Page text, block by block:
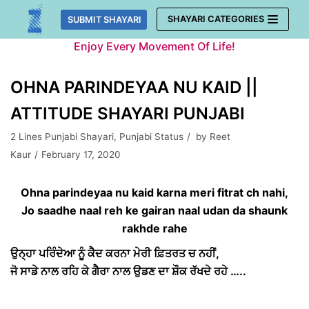
Skip
SUBMIT SHAYARI SHAYARI CATEGORIES
Enjoy Every Movement Of Life!
OHNA PARINDEYAA NU KAID ||
ATTITUDE SHAYARI PUNJABI
2 Lines Punjabi Shayari, Punjabi Status by Reet
Kaur
February 17, 2020
Ohna parindeyaa nu kaid karna meri fitrat ch nahi,
Jo saadhe naal reh ke gairan naal udan da shaunk
rakhde rahe
ਉਨ੍ਹਾ ਪਰਿੰਦੇਆ ਨੂੰ ਕੈਦ ਕਰਨਾ ਮੇਰੀ ਫ਼ਿਤਰਤ ਚ ਨਹੀਂ,
ਜੋ ਸਾਡੇ ਨਾਲ ਰਹਿ ਕੇ ਗੈਰਾ ਨਾਲ ਉਡਣ ਦਾ ਸ਼ੌਕ ਰੱਖਦੇ ਰਹੇ …..